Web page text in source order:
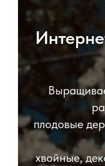
плодовые
хвойные,